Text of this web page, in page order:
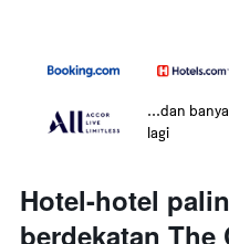
...dan
lagi
Hotel-hotel
berdekatan